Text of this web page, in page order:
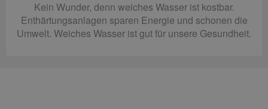
Kein Wunder, denn weiches Wasser ist kostbar.
Enthärtungsanlagen sparen Energie und schonen die
Umwelt. Weiches Wasser ist gut für unsere Gesundheit.